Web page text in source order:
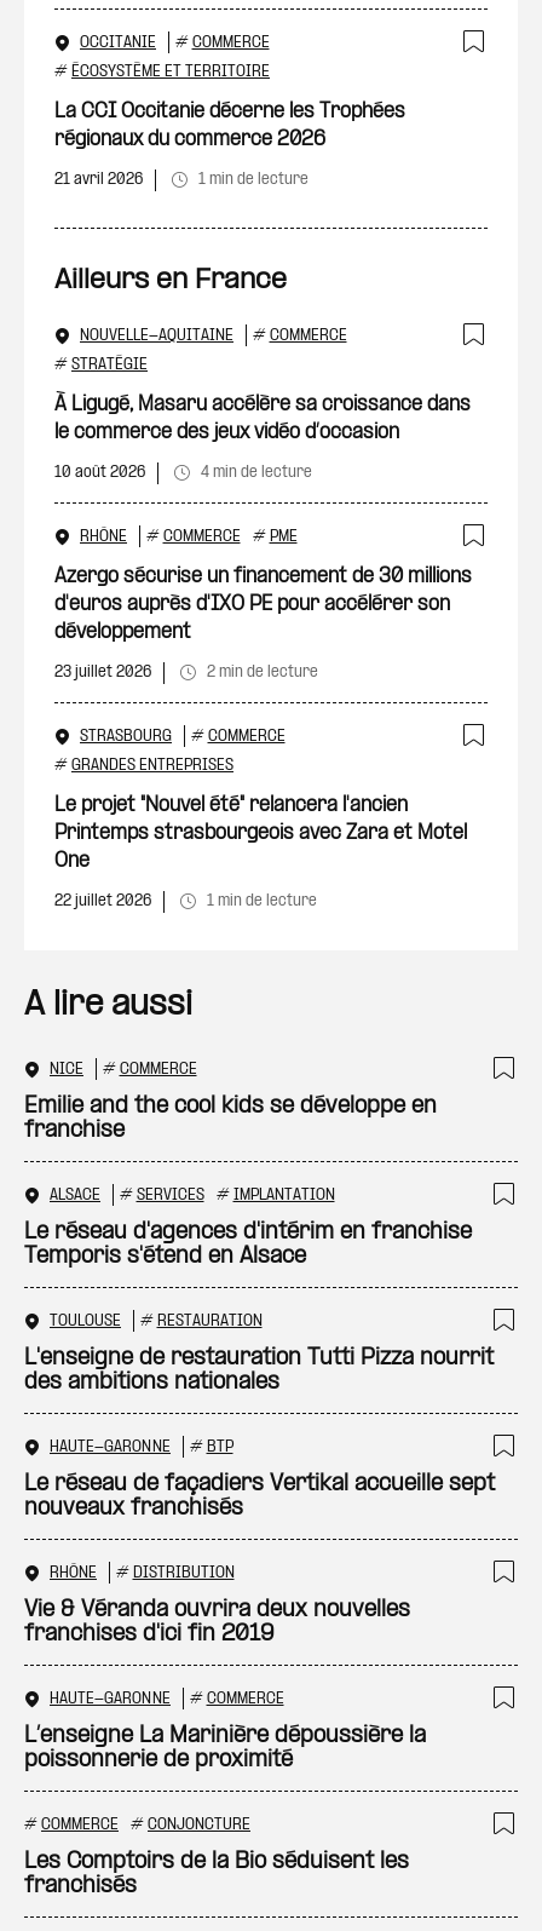
OCCITANIE # COMMERCE
# ÉCOSYSTÈME ET TERRITOIRE
La CCI Occitanie décerne les Trophées
régionaux du commerce 2026
21 avril 2026 1 min de lecture
Ailleurs en France
NOUVELLE-AQUITAINE # COMMERCE
# STRATÉGIE
À Ligugé, Masaru accélère sa croissance dans
le commerce des jeux vidéo d’occasion
10 août 2026 4 min de lecture
RHÔNE # COMMERCE # PME
Azergo sécurise un financement de 30 millions
d'euros auprès d'IXO PE pour accélérer son
développement
23 juillet 2026 2 min de lecture
STRASBOURG # COMMERCE
# GRANDES ENTREPRISES
Le projet "Nouvel été" relancera l'ancien
Printemps strasbourgeois avec Zara et Motel
One
22 juillet 2026 1 min de lecture
A lire aussi
NICE # COMMERCE
Emilie and the cool kids se développe en
franchise
ALSACE # SERVICES # IMPLANTATION
Le réseau d'agences d'intérim en franchise
Temporis s'étend en Alsace
TOULOUSE # RESTAURATION
L'enseigne de restauration Tutti Pizza nourrit
des ambitions nationales
HAUTE-GARONNE # BTP
Le réseau de façadiers Vertikal accueille sept
nouveaux franchisés
RHÔNE # DISTRIBUTION
Vie & Véranda ouvrira deux nouvelles
franchises d'ici fin 2019
HAUTE-GARONNE # COMMERCE
L’enseigne La Marinière dépoussière la
poissonnerie de proximité
# COMMERCE # CONJONCTURE
Les Comptoirs de la Bio séduisent les
franchisés